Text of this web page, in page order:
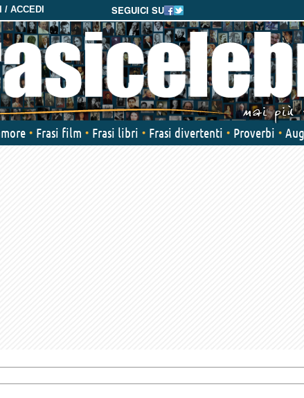
SEGUICI SU
/ ACCEDI
Frasi film Frasi libri Frasi divertenti Proverbi